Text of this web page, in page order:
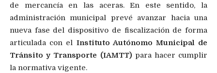
de mercancía en las aceras. En este sentido, la
administración municipal prevé avanzar hacia una
nueva fase del dispositivo de fiscalización de forma
articulada con el Instituto Autónomo Municipal de
Tránsito y Transporte (IAMTT) para hacer cumplir
la normativa vigente.